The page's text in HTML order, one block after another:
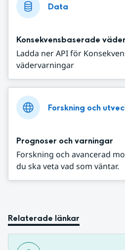
Data
Konsekvensbaserade
Ladda ner API för
vädervarningar
Forskning och
Prognoser och varningar
Forskning och avancerad
du ska veta vad som väntar.
Relaterade länkar